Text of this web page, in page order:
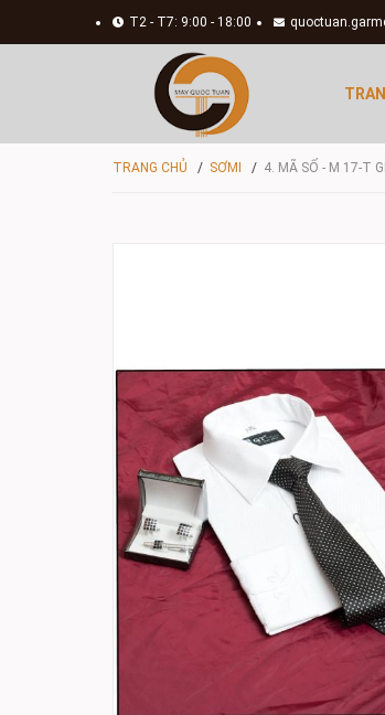
T2 - T7: 9:00 - 18:00
TRANG CHỦ / SƠMI / 4. MÃ SỐ - M 17-T